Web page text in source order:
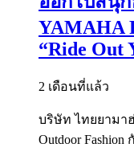
YAMAHA
“Ride Out
2 เดือนที่แล้ว
บริษัท ไทยยามา
Outdoor Fashion